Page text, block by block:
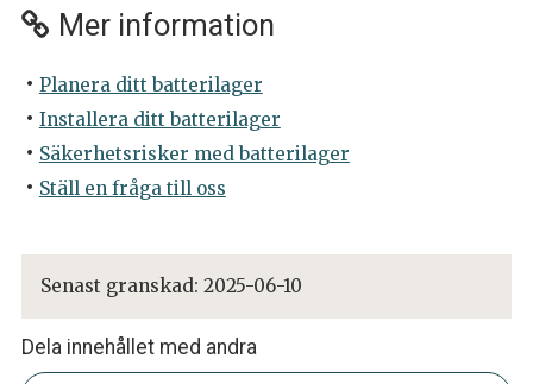
Mer information
Planera ditt batterilager
Installera ditt batterilager
Säkerhetsrisker med batterilager
Ställ en fråga till oss
Senast granskad: 2025-06-10
Dela innehållet med andra